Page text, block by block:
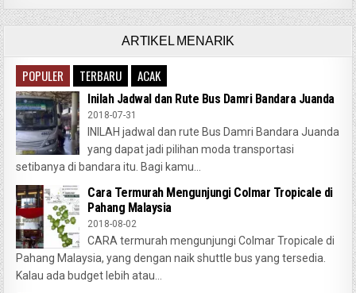
ARTIKEL MENARIK
POPULER TERBARU ACAK
Inilah Jadwal dan Rute Bus Damri Bandara Juanda
2018-07-31
INILAH jadwal dan rute Bus Damri Bandara Juanda
yang dapat jadi pilihan moda transportasi
setibanya di bandara itu. Bagi kamu...
Cara Termurah Mengunjungi Colmar Tropicale di
Pahang Malaysia
2018-08-02
CARA termurah mengunjungi Colmar Tropicale di
Pahang Malaysia, yang dengan naik shuttle bus yang tersedia.
Kalau ada budget lebih atau...